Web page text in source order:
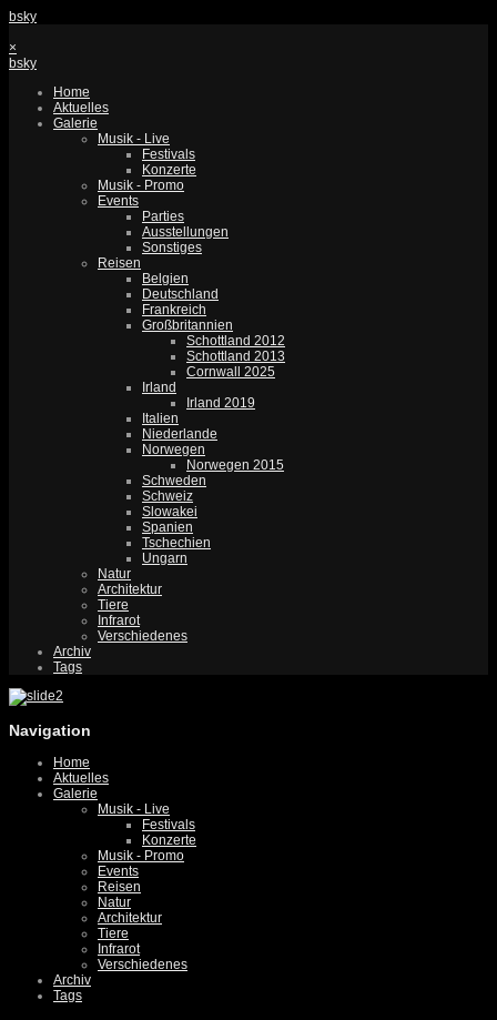
bsky
×
bsky
Home
Aktuelles
Galerie
Musik - Live
Festivals
Konzerte
Musik - Promo
Events
Parties
Ausstellungen
Sonstiges
Reisen
Belgien
Deutschland
Frankreich
Großbritannien
Schottland 2012
Schottland 2013
Cornwall 2025
Irland
Irland 2019
Italien
Niederlande
Norwegen
Norwegen 2015
Schweden
Schweiz
Slowakei
Spanien
Tschechien
Ungarn
Natur
Architektur
Tiere
Infrarot
Verschiedenes
Archiv
Tags
Navigation
Home
Aktuelles
Galerie
Musik - Live
Festivals
Konzerte
Musik - Promo
Events
Reisen
Natur
Architektur
Tiere
Infrarot
Verschiedenes
Archiv
Tags